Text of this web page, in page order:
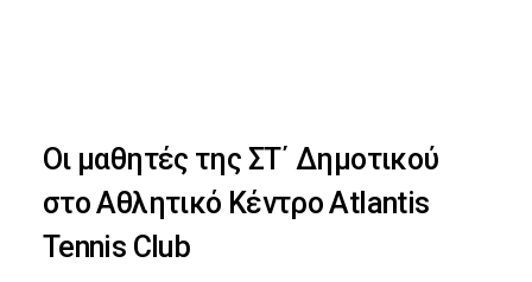
navigation
content
Οι μαθητές της ΣΤ΄ Δημοτικού
στο Αθλητικό Κέντρο Atlantis
Tennis Club